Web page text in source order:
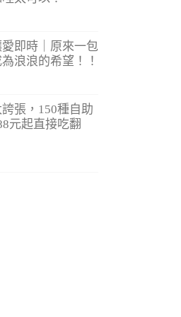
即時｜原來一包
浪浪的希望！！
張，150種自助
元起直接吃翻